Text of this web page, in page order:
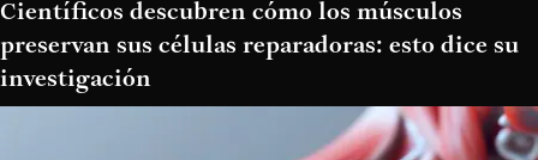
Científicos descubren cómo los músculos
preservan sus células reparadoras: esto dice su
investigación